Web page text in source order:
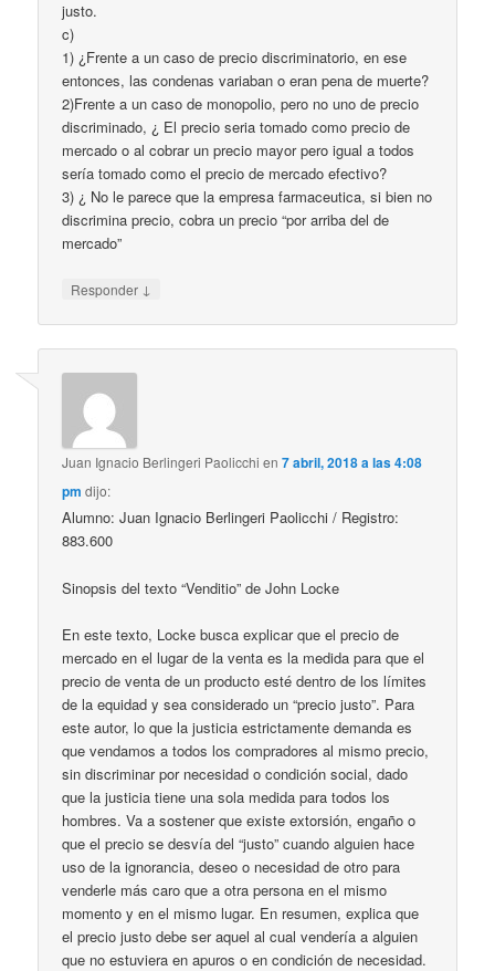
justo.
c)
1) ¿Frente a un caso de precio discriminatorio, en ese
entonces, las condenas variaban o eran pena de muerte?
2)Frente a un caso de monopolio, pero no uno de precio
discriminado, ¿ El precio seria tomado como precio de
mercado o al cobrar un precio mayor pero igual a todos
sería tomado como el precio de mercado efectivo?
3) ¿ No le parece que la empresa farmaceutica, si bien no
discrimina precio, cobra un precio “por arriba del de
mercado”
Responder ↓
Juan Ignacio Berlingeri Paolicchi en7 abril, 2018 a las 4:08
pm dijo:
Alumno: Juan Ignacio Berlingeri Paolicchi / Registro:
883.600
Sinopsis del texto “Venditio” de John Locke
En este texto, Locke busca explicar que el precio de
mercado en el lugar de la venta es la medida para que el
precio de venta de un producto esté dentro de los límites
de la equidad y sea considerado un “precio justo”. Para
este autor, lo que la justicia estrictamente demanda es
que vendamos a todos los compradores al mismo precio,
sin discriminar por necesidad o condición social, dado
que la justicia tiene una sola medida para todos los
hombres. Va a sostener que existe extorsión, engaño o
que el precio se desvía del “justo” cuando alguien hace
uso de la ignorancia, deseo o necesidad de otro para
venderle más caro que a otra persona en el mismo
momento y en el mismo lugar. En resumen, explica que
el precio justo debe ser aquel al cual vendería a alguien
que no estuviera en apuros o en condición de necesidad.